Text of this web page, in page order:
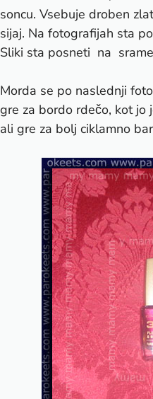
soncu. Vsebuje droben
sijaj. Na fotografijah sta
Sliki sta posneti na
Morda se po naslednji
gre za bordo rdečo, kot jo
ali gre za bolj ciklamno